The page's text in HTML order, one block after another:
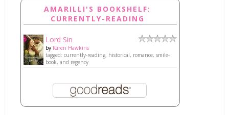
AMARILLI'S BOOKSHELF:
CURRENTLY-READING
Lord Sin
by Karen Hawkins
tagged: currently-reading, historical, romance, smile-
book, and regency